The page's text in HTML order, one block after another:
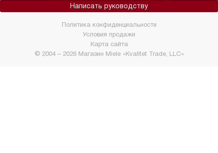
Написать руководству
© 2004 – 2026 Магазин Miele «Kvalitet Trade, LLC»
Политика конфиденциальности
Условия продажи
Карта сайта